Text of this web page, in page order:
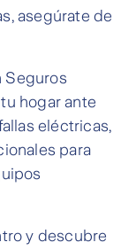
asegúrate de
Seguros
hogar ante
eléctricas,
para
y descubre